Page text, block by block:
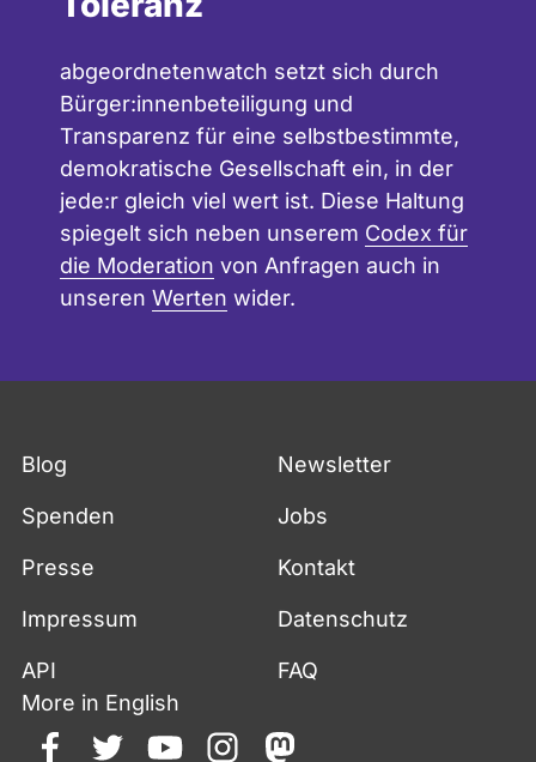
abgeordnetenwatch setzt sich durch
Bürger:innenbeteiligung und
Transparenz für eine selbstbestimmte,
demokratische Gesellschaft ein, in der
jede:r gleich viel wert ist. Diese Haltung
spiegelt sich neben unserem Codex für
die Moderation von Anfragen auch in
unseren Werten wider.
Blog Newsletter
Spenden Jobs
Presse Kontakt
Impressum Datenschutz
API
FAQ
More in English